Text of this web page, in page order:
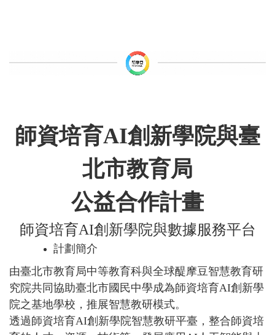
師資培育AI創新學院與臺
北市教育局
公益合作計畫
師資培育AI創新學院與數據服務平台
計劃簡介
由臺北市教育局中等教育科與全球醍摩豆智慧教育研
究院共同協助臺北市國民中學成為師資培育AI創新學
院之基地學校，推展智慧教研模式。
透過師資培育AI創新學院智慧教研平臺，整合師資培